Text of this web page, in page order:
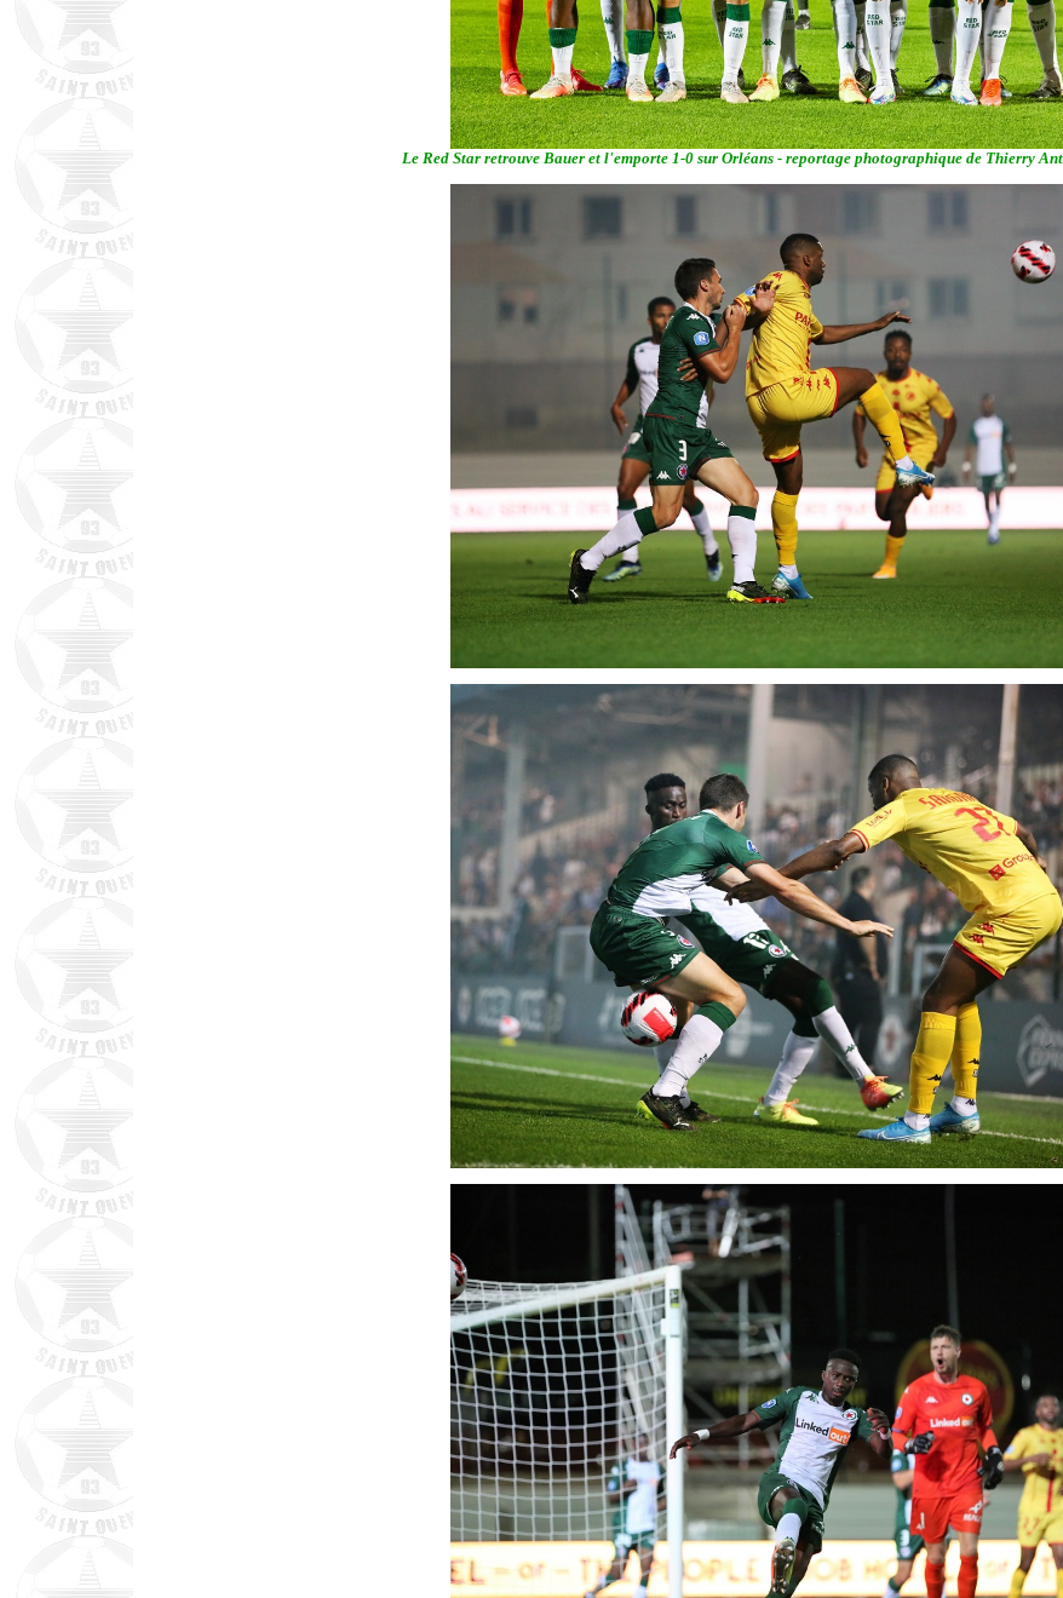
Le Red Star retrouve Bauer et l'emporte 1-0 sur Orléans - reportage photographique de Thierry